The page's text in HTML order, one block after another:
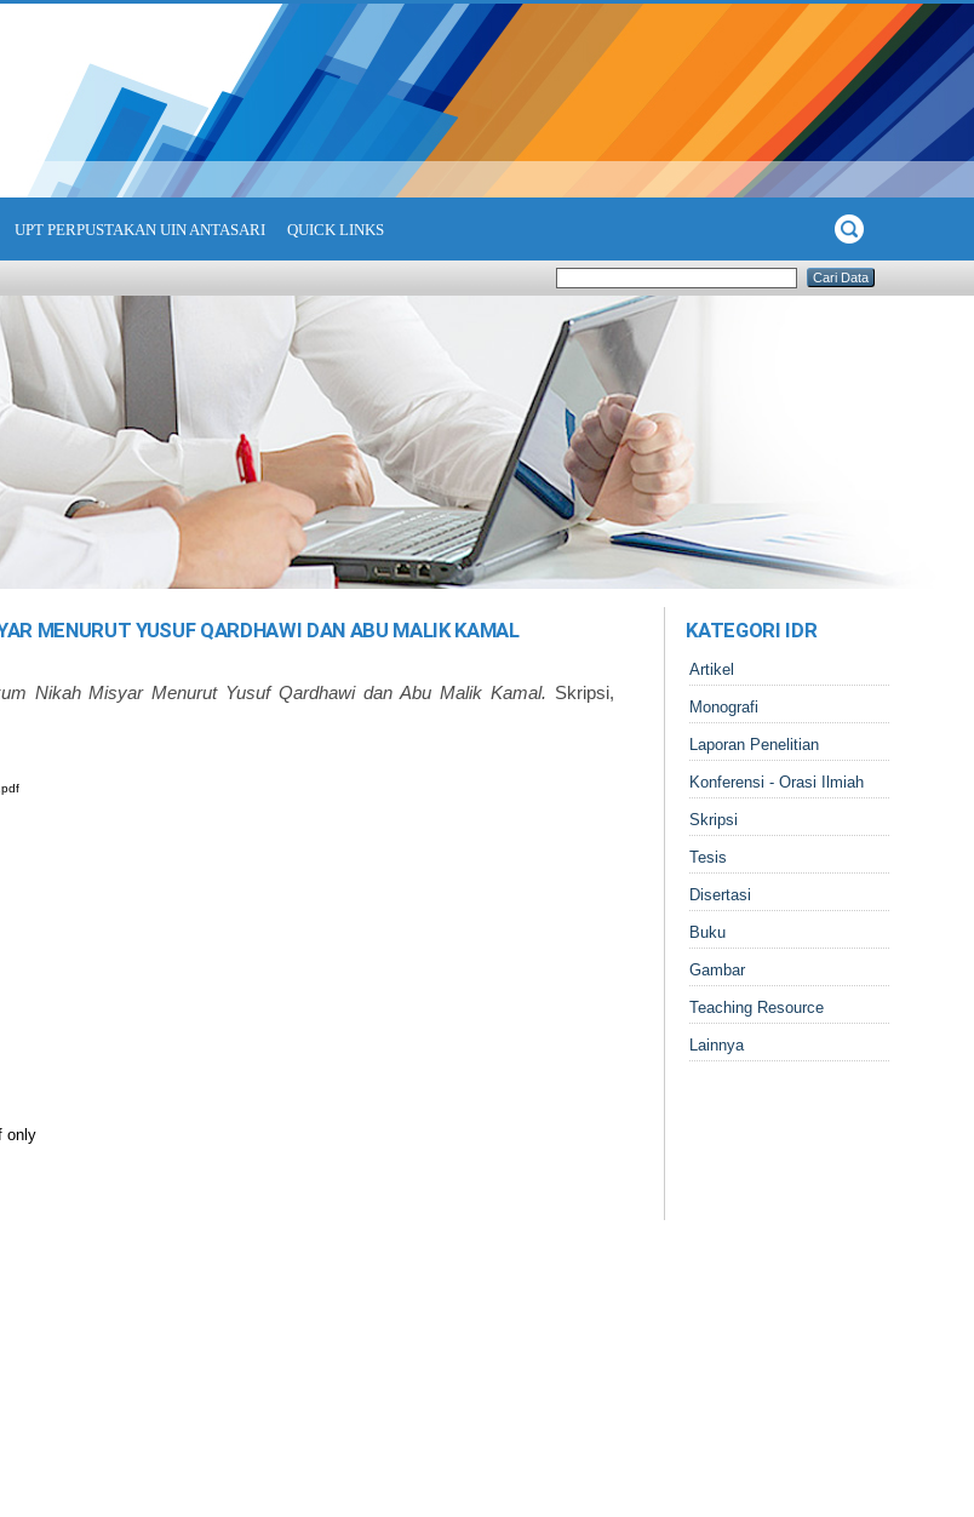
UPT PERPUSTAKAN UIN ANTASARI QUICK LINKS
MENURUT YUSUF QARDHAWI DAN ABU MALIK KAMAL
Nikah Misyar Menurut Yusuf Qardhawi dan Abu Malik Kamal. Skripsi,
only
KATEGORI IDR
Artikel
Monografi
Laporan Penelitian
Konferensi - Orasi Ilmiah
Skripsi
Tesis
Disertasi
Buku
Gambar
Teaching Resource
Lainnya